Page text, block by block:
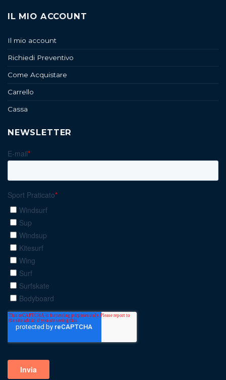
IL MIO ACCOUNT
Il mio account
Richiedi Preventivo
Come Acquistare
Carrello
Cassa
NEWSLETTER